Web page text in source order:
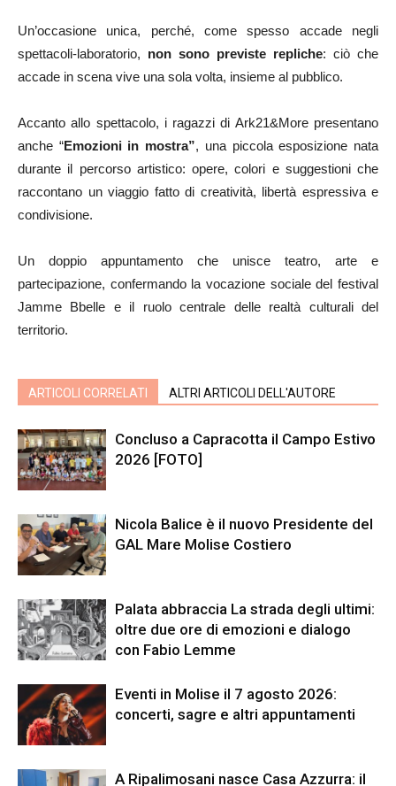
Un’occasione unica, perché, come spesso accade negli
spettacoli-laboratorio, non sono previste repliche: ciò che
accade in scena vive una sola volta, insieme al pubblico.
Accanto allo spettacolo, i ragazzi di Ark21&More presentano
anche “Emozioni in mostra”, una piccola esposizione nata
durante il percorso artistico: opere, colori e suggestioni che
raccontano un viaggio fatto di creatività, libertà espressiva e
condivisione.
Un doppio appuntamento che unisce teatro, arte e
partecipazione, confermando la vocazione sociale del festival
Jamme Bbelle e il ruolo centrale delle realtà culturali del
territorio.
ARTICOLI CORRELATI ALTRI ARTICOLI DELL'AUTORE
Concluso a Capracotta il Campo Estivo
2026 [FOTO]
Nicola Balice è il nuovo Presidente del
GAL Mare Molise Costiero
Palata abbraccia La strada degli ultimi:
oltre due ore di emozioni e dialogo
con Fabio Lemme
Eventi in Molise il 7 agosto 2026:
concerti, sagre e altri appuntamenti
A Ripalimosani nasce Casa Azzurra: il